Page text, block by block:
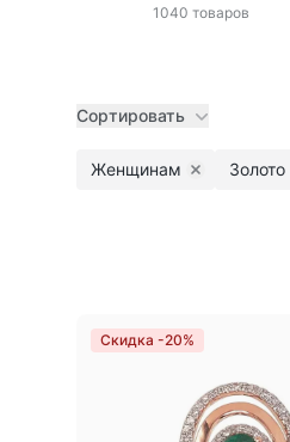
1040 товаров
Сортировать
Женщинам Remove filter
Золото
Скидка -20%